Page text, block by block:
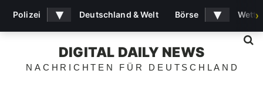
DIGITAL DAILY NEWS
NACHRICHTEN FÜR DEUTSCHLAND
Polizei ▾ Deutschland & Welt Börse ▾ ›